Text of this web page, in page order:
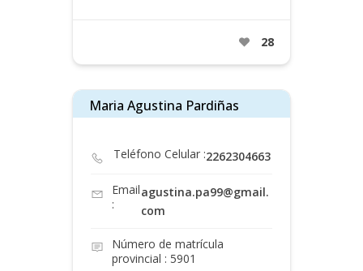
28
Maria Agustina Pardiñas
Teléfono Celular :2262304663
Email
:
agustina.pa99@gmail.
com
Número de matrícula
provincial : 5901